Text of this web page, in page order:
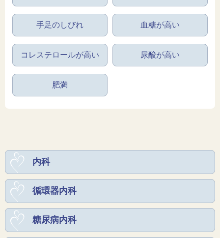
手足のしびれ 血糖が高い
コレステロールが高い 尿酸が高い
肥満
内科
循環器内科
糖尿病内科